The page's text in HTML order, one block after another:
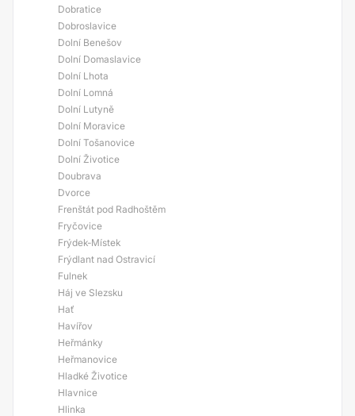
Dobratice
Dobroslavice
Dolní Benešov
Dolní Domaslavice
Dolní Lhota
Dolní Lomná
Dolní Lutyně
Dolní Moravice
Dolní Tošanovice
Dolní Životice
Doubrava
Dvorce
Frenštát pod Radhoštěm
Fryčovice
Frýdek-Místek
Frýdlant nad Ostravicí
Fulnek
Háj ve Slezsku
Hať
Havířov
Heřmánky
Heřmanovice
Hladké Životice
Hlavnice
Hlinka